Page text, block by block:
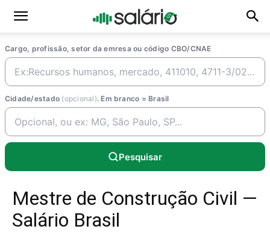
Cargo, profissão, setor da emresa ou código CBO/CNAE
Cidade/estado (opcional). Em branco = Brasil
Pesquisar
Mestre de Construção Civil —
Salário Brasil